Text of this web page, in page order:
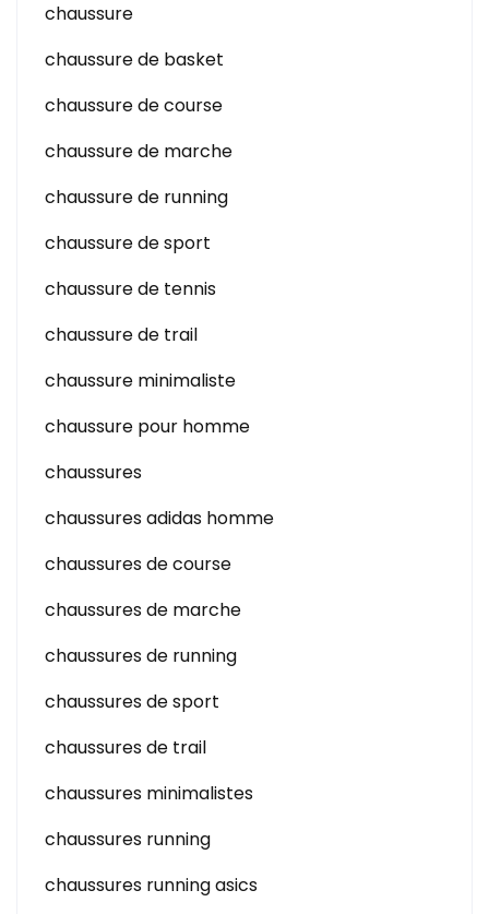
chaussure
chaussure de basket
chaussure de course
chaussure de marche
chaussure de running
chaussure de sport
chaussure de tennis
chaussure de trail
chaussure minimaliste
chaussure pour homme
chaussures
chaussures adidas homme
chaussures de course
chaussures de marche
chaussures de running
chaussures de sport
chaussures de trail
chaussures minimalistes
chaussures running
chaussures running asics